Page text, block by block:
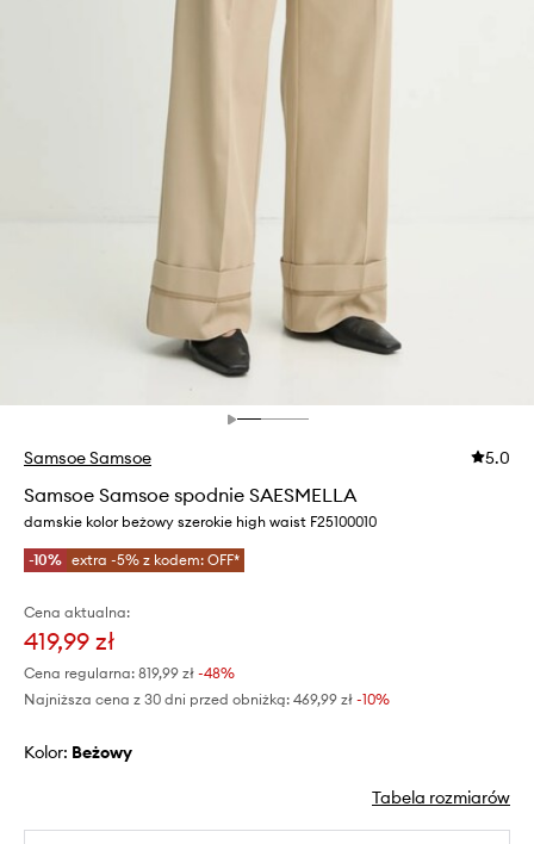
Samsoe Samsoe 5.0
Samsoe Samsoe spodnie SAESMELLA
damskie kolor beżowy szerokie high waist F25100010
-10% extra -5% z kodem: OFF*
Cena aktualna:
419,99 zł
Cena regularna: 819,99 zł -48%
Najniższa cena z 30 dni przed obniżką: 469,99 zł -10%
Kolor: beżowy
Tabela rozmiarów